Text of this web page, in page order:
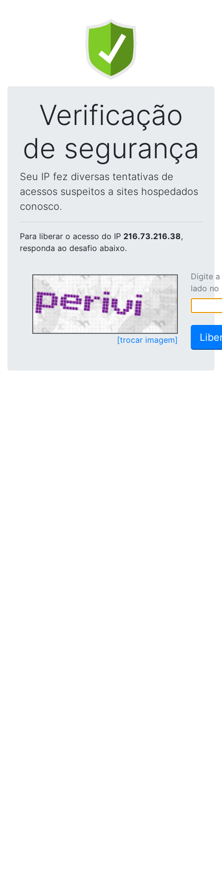
Verificação
de segurança
Seu IP fez diversas tentativas de
acessos suspeitos a sites hospedados
conosco.
Para liberar o acesso do IP 216.73.216.38,
responda ao desafio abaixo.
[trocar imagem]
Digite
lado no